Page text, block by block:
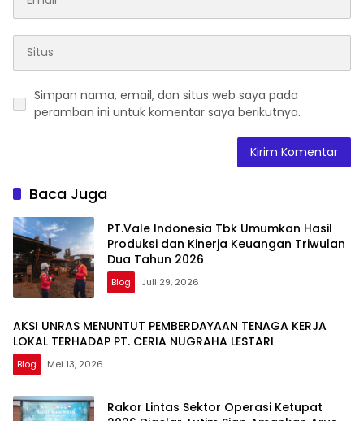
Simpan nama, email, dan situs web saya pada
peramban ini untuk komentar saya berikutnya.
Baca Juga
PT.Vale Indonesia Tbk Umumkan Hasil
Produksi dan Kinerja Keuangan Triwulan
Dua Tahun 2026
Blog Juli 29, 2026
AKSI UNRAS MENUNTUT PEMBERDAYAAN TENAGA KERJA
LOKAL TERHADAP PT. CERIA NUGRAHA LESTARI
Blog Mei 13, 2026
Rakor Lintas Sektor Operasi Ketupat